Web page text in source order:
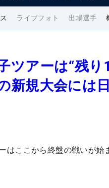
ライブフォト 出場選手
ツアーは“残り
規大会には
はここから終盤の戦いが始